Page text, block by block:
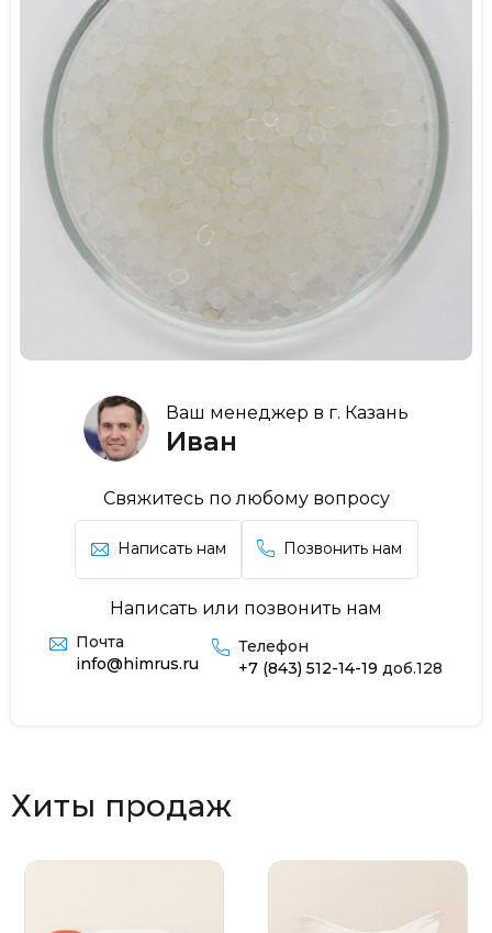
Ваш менеджер в г. Казань
Иван
Свяжитесь по любому вопросу
Написать нам Позвонить нам
Написать или позвонить нам
Почта
info@himrus.ru
Телефон
+7 (843) 512-14-19 доб.128
Хиты продаж